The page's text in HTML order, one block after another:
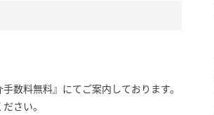
数料無料』にてご案内しております。
さい。